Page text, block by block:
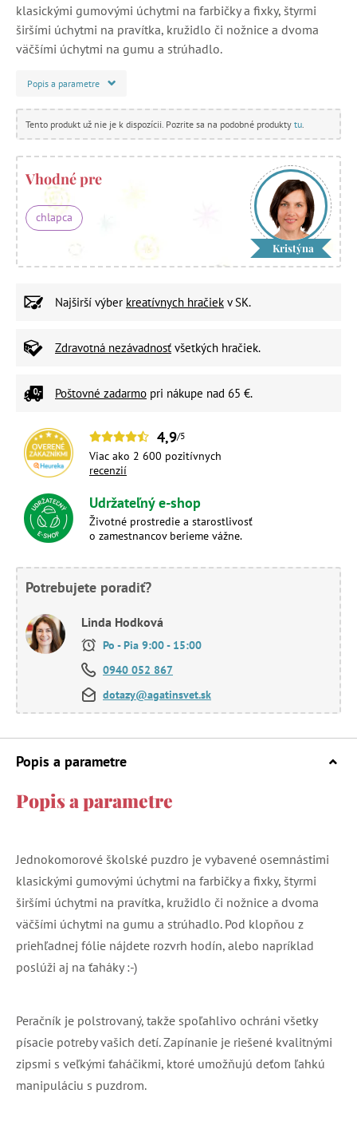
klasickými gumovými úchytmi na farbičky a fixky, štyrmi
širšími úchytmi na pravítka, kružidlo či nožnice a dvoma
väčšími úchytmi na gumu a strúhadlo.
Popis a parametre
Tento produkt už nie je k dispozícii. Pozrite sa na podobné produkty tu
Vhodné pre
chlapca
Kristýna
Najširší výber kreatívnych hračiek v SK.
Zdravotná nezávadnosť všetkých hračiek.
Poštovné zadarmo pri nákupe nad 65 €.
4,9/5
Viac ako 2 600 pozitívnych
recenzií
Udržateľný e-shop
Životné prostredie a starostlivosť
o zamestnancov berieme vážne.
Potrebujete poradiť?
Linda Hodková
Po - Pia 9:00 - 15:00
0940 052 867
dotazy@agatinsvet.sk
Popis a parametre
Popis a parametre
Jednokomorové školské puzdro je vybavené osemnástimi
klasickými gumovými úchytmi na farbičky a fixky, štyrmi
širšími úchytmi na pravítka, kružidlo či nožnice a dvoma
väčšími úchytmi na gumu a strúhadlo. Pod klopňou z
priehľadnej fólie nájdete rozvrh hodín, alebo napríklad
poslúži aj na ťaháky :-)
Peračník je polstrovaný, takže spoľahlivo ochráni všetky
písacie potreby vašich detí. Zapínanie je riešené kvalitnými
zipsmi s veľkými ťaháčikmi, ktoré umožňujú deťom ľahkú
manipuláciu s puzdrom.